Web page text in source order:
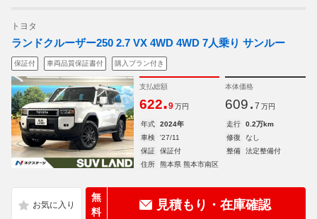
トヨタ
ランドクルーザー250 2.7 VX 4WD 4WD 7人乗り サンルー
保証付 車両品質保証書付 購入プラン付き
支払総額
622.9 万円
本体価格
609. 7 万円
年式 2024年 走行
0.2万km
車検
'27/11 修復
なし
保証
保証付 整備
法定整備付
住所
熊本県 熊本市南区
無
料
見積もり・在庫確認